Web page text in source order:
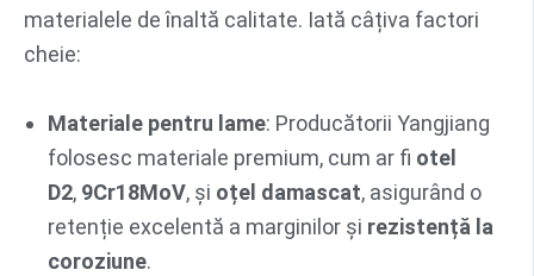
materialele de înaltă calitate. Iată câțiva factori
cheie:
Materiale pentru lame: Producătorii Yangjiang
folosesc materiale premium, cum ar fi otel
D2, 9Cr18MoV, și oțel damascat, asigurând o
retenție excelentă a marginilor și rezistență la
coroziune.